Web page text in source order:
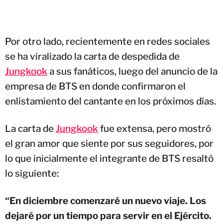
Por otro lado, recientemente en redes sociales
se ha viralizado la carta de despedida de
Jungkooka sus fanáticos, luego del anuncio de la
empresa de BTS en donde confirmaron el
enlistamiento del cantante en los próximos días.
La carta deJungkookfue extensa, pero mostró
el gran amor que siente por sus seguidores, por
lo que inicialmente el integrante de BTS resaltó
lo siguiente:
“En diciembre comenzaré un nuevo viaje. Los
dejaré por un tiempo para servir en el Ejército.